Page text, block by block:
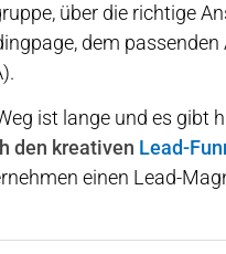
über die richtige
dem
ist lange und es gibt
den kreativen Lead-
einen Lead-